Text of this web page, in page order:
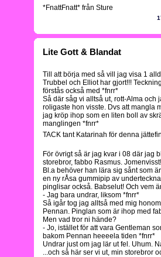
*FnattFnatt* från Sture
Lite Gott & Blandat
Till att börja med så vill jag visa 1
Trubbel och Elliot har gjort!!!
förstås också med *fnrr*
Så där såg vi alltså ut, rott-Alma och
roligaste hon visste. Dvs att mangla
jag kröp ihop som en liten boll av
manglingen *fnrr*
TACK tant Katarinah för denna
För övrigt så är jag kvar i 08 där jag
storebror, fabbo Rasmus. Jomenvisst!
Bl.a behöver han lära sig sånt som
en ny rÅsa gummipip av
pinglisar också. Babselut! Och vem
- Jag bara undrar, liksom *fnrr*
Så igår tog jag alltså med mig
Pennan. Pinglan som är ihop med
Men vad tror ni hände?
- Jo, istället för att vara Gentleman
bakom Pennan heeeela tiden *fnrr*
Undrar just om jag lär ut fel. Uhum.
...och så här ser vi ut, min storebror